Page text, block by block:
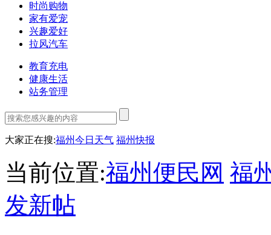
时尚购物
家有爱宠
兴趣爱好
拉风汽车
教育充电
健康生活
站务管理
大家正在搜:福州今日天气 福州快报
当前位置:福州便民网 福
发新帖